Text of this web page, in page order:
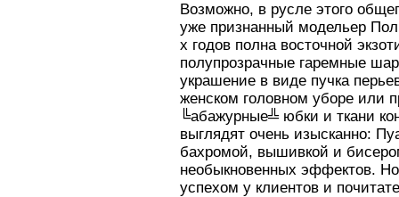
Возможно, в русле этого
уже признанный модельер
х годов полна восточной
полупрозрачные гаремные
украшение в виде пучка
женском головном уборе или
╚абажурные╩ юбки и ткани
выглядят очень изысканно:
бахромой, вышивкой и
необыкновенных эффектов.
успехом у клиентов и